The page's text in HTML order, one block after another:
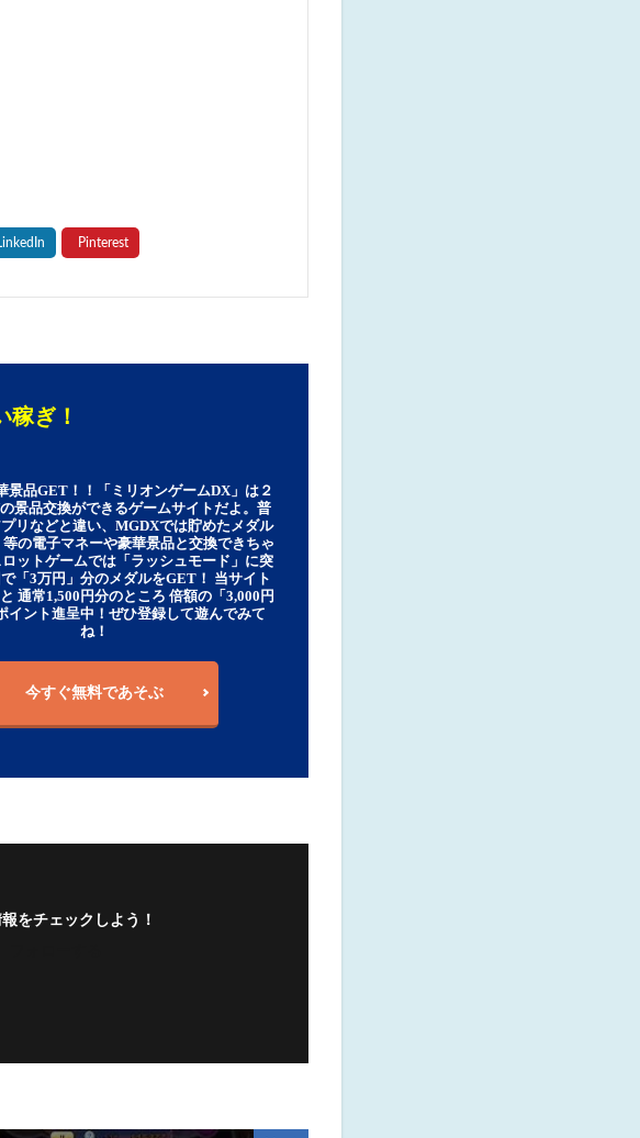
ぎ！
景品GET！！「ミリオンゲームDX」は２
景品交換ができるゲームサイトだよ。普
リなどと違い、MGDXでは貯めたメダル
の電子マネーや豪華景品と交換できちゃ
ットゲームでは「ラッシュモード」に突
「3万円」分のメダルをGET！ 当サイト
通常1,500円分のところ 倍額の「3,000円
イント進呈中！ぜひ登録して遊んでみて
ね！
今すぐ無料であそぶ
をチェックしよう！